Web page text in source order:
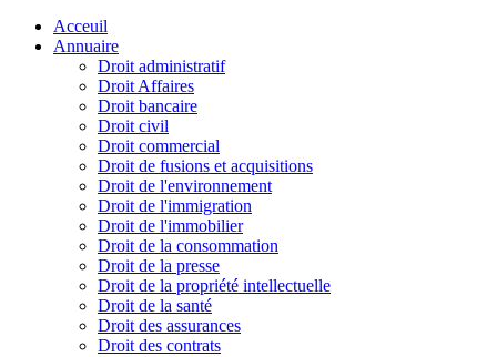
Acceuil
Annuaire
Droit administratif
Droit Affaires
Droit bancaire
Droit civil
Droit commercial
Droit de fusions et acquisitions
Droit de l'environnement
Droit de l'immigration
Droit de l'immobilier
Droit de la consommation
Droit de la presse
Droit de la propriété intellectuelle
Droit de la santé
Droit des assurances
Droit des contrats